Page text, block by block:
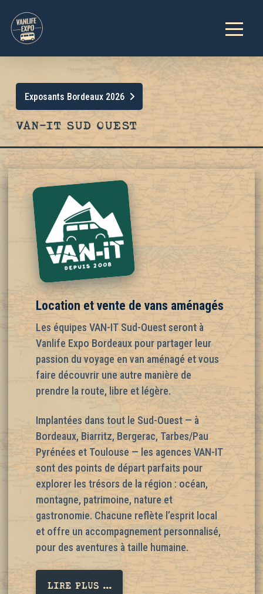
Exposants Bordeaux 2026
VAN-IT SUD OUEST
Location et vente de vans aménagés
Les équipes VAN-IT Sud-Ouest seront à
Vanlife Expo Bordeaux pour partager leur
passion du voyage en van aménagé et vous
faire découvrir une autre manière de
prendre la route, libre et légère.
Implantées dans tout le Sud-Ouest — à
Bordeaux, Biarritz, Bergerac, Tarbes/Pau
Pyrénées et Toulouse — les agences VAN-IT
sont des points de départ parfaits pour
explorer les trésors de la région : océan,
montagne, patrimoine, nature et
gastronomie. Chacune reflète l’esprit local
et offre un accompagnement personnalisé,
pour des aventures à taille humaine.
LIRE PLUS ...